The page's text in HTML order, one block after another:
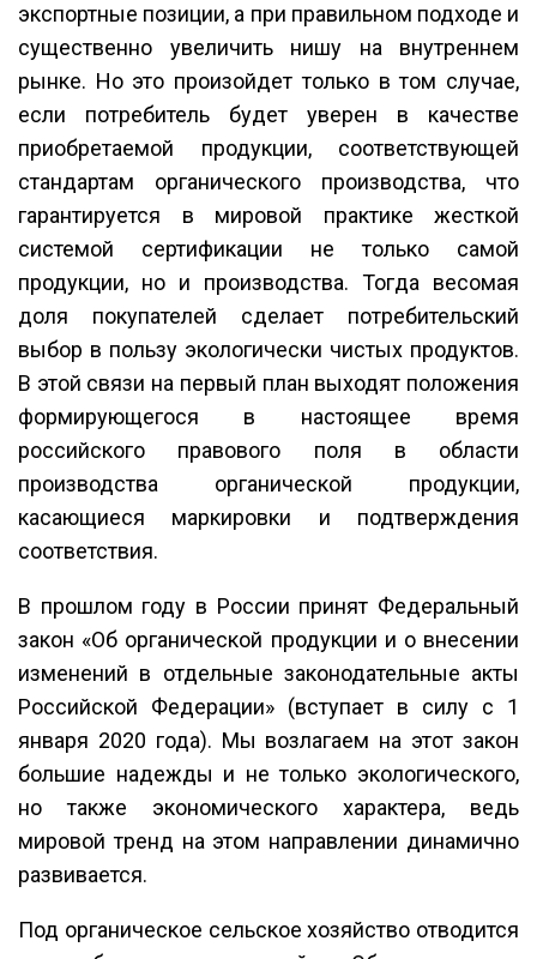
экспортные позиции, а при правильном подходе и
существенно увеличить нишу на внутреннем
рынке. Но это произойдет только в том случае,
если потребитель будет уверен в качестве
приобретаемой продукции, соответствующей
стандартам органического производства, что
гарантируется в мировой практике жесткой
системой сертификации не только самой
продукции, но и производства. Тогда весомая
доля покупателей сделает потребительский
выбор в пользу экологически чистых продуктов.
В этой связи на первый план выходят положения
формирующегося в настоящее время
российского правового поля в области
производства органической продукции,
касающиеся маркировки и подтверждения
соответствия.
В прошлом году в России принят Федеральный
закон «Об органической продукции и о внесении
изменений в отдельные законодательные акты
Российской Федерации» (вступает в силу с 1
января 2020 года). Мы возлагаем на этот закон
большие надежды и не только экологического,
но также экономического характера, ведь
мировой тренд на этом направлении динамично
развивается.
Под органическое сельское хозяйство отводится